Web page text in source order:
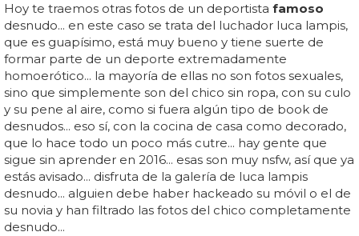
Hoy te traemos otras fotos de un deportista famoso
desnudo... en este caso se trata del luchador luca lampis,
que es guapísimo, está muy bueno y tiene suerte de
formar parte de un deporte extremadamente
homoerótico... la mayoría de ellas no son fotos sexuales,
sino que simplemente son del chico sin ropa, con su culo
y su pene al aire, como si fuera algún tipo de book de
desnudos... eso sí, con la cocina de casa como decorado,
que lo hace todo un poco más cutre... hay gente que
sigue sin aprender en 2016... esas son muy nsfw, así que ya
estás avisado... disfruta de la galería de luca lampis
desnudo... alguien debe haber hackeado su móvil o el de
su novia y han filtrado las fotos del chico completamente
desnudo...